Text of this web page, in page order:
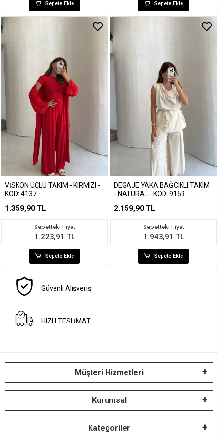
Sepete Ekle Sepete Ekle
VISKON ÜÇLÜ TAKIM - KIRMIZI -
KOD: 4137
1.359,90 TL
Sepetteki Fiyat
1.223,91 TL
Sepete Ekle
DEGAJE YAKA BAĞCIKLI TAKIM
- NATURAL - KOD: 9159
2.159,90 TL
Sepetteki Fiyat
1.943,91 TL
Sepete Ekle
Güvenli Alışveriş
HIZLI TESLİMAT
Müşteri Hizmetleri
Kurumsal
Kategoriler